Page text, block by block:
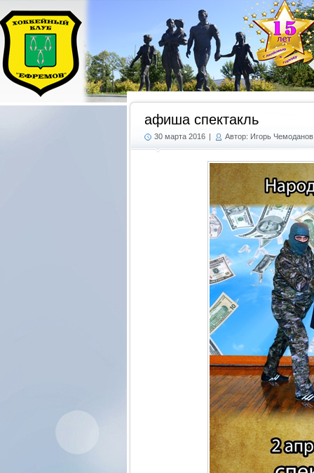
афиша спектакль
30 марта 2016 | Автор: Игорь Чемоданов